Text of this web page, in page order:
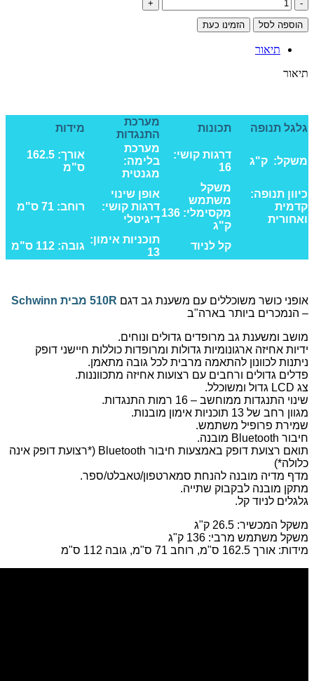
של
אופני
SCHWINN
🏷️
הוספה לסל הזמינו כעת
תיאור
תיאור
גלגל תנופה תכונות
מערכת
התנגדות
מידות
משקל: ק"ג
דרגות קושי:
16
מערכת
בלימה:
מגנטית
אורך: 162.5
ס"מ
כיוון תנופה:
קדמית
ואחורית
משקל
משתמש
מקסימלי: 136
ק"ג
אופן שינוי
דרגות קושי:
דיגיטלי
רוחב: 71 ס"מ
קל לניוד
תוכניות אימון:
13
גובה: 112 ס"מ
אופני כושר משוכללים עם משענת גב דגם 510R מבית Schwinn
– הנמכרים ביותר בארה"ב
מושב ומשענת גב מרופדים גדולים ונוחים.
ידיות אחיזה ארגונומיות גדולות ומרופדות כוללות חיישני דופק
ניתנות לכוונון להתאמה מרבית לכל גובה מתאמן.
פדלים גדולים ורחבים עם רצועות אחיזה מתכווננות.
צג LCD גדול ומשוכלל.
שינוי התנגדות ממוחשב – 16 רמות התנגדות.
מגוון רחב של 13 תוכניות אימון מובנות.
שמירת פרופיל משתמש.
חיבור Bluetooth מובנה.
תואם רצועת דופק באמצעות חיבור Bluetooth (*רצועת דופק אינה
כלולה*)
מדף מדיה מובנה להנחת סמארטפון/טאבלט/ספר.
מתקן מובנה לבקבוק שתייה.
גלגלים לניוד קל.
משקל המכשיר: 26.5 ק"ג
משקל משתמש מרבי: 136 ק"ג
מידות: אורך 162.5 ס"מ, רוחב 71 ס"מ, גובה 112 ס"מ